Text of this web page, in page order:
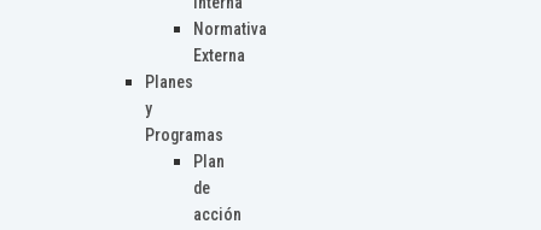
Normativa
Externa
Planes
y
Programas
Plan
de
acción